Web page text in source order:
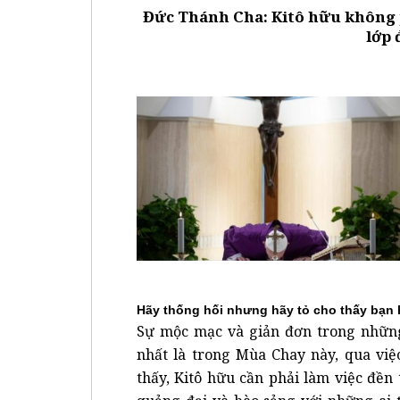
Đức Thánh Cha: Kitô hữu
lớp
Hãy thống hối nhưng hãy tỏ cho thấy bạn
Sự mộc mạc và giản đơn trong
nhất là trong Mùa Chay này, qua
thấy, Kitô hữu cần phải làm việc